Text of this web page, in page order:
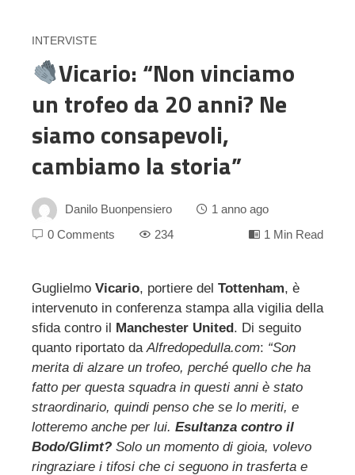
INTERVISTE
Vicario: “Non vinciamo
un trofeo da 20 anni? Ne
siamo consapevoli,
cambiamo la storia”
Danilo Buonpensiero
1 anno ago
0 Comments
234 1 Min Read
Guglielmo Vicario, portiere del Tottenham, è
intervenuto in conferenza stampa alla vigilia della
sfida contro il Manchester United. Di seguito
quanto riportato da Alfredopedulla.com: “Son
merita di alzare un trofeo, perché quello che ha
fatto per questa squadra in questi anni è stato
straordinario, quindi penso che se lo meriti, e
lotteremo anche per lui. Esultanza contro il
Bodo/Glimt? Solo un momento di gioia, volevo
ringraziare i tifosi che ci seguono in trasferta e